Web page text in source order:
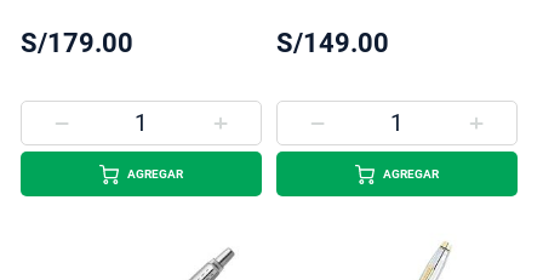
S/179.00
AGREGAR
S/149.00
AGREGAR